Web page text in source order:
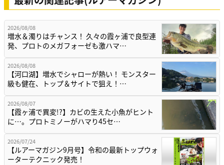
2026/08/08
増水＆濁りはチャンス！ 久々の霞ヶ浦で良型連
発、プロトのメガフォーゼも激ハマ…
2026/08/08
【河口湖】増水でシャローが熱い！ モンスター
級も健在、トップ＆サイトで狙え！…
2026/08/07
【霞ヶ浦で異変!?】カビの生えた小魚がヒント
に…。プロトミノーがハマり45セ…
2026/07/24
【ルアーマガジン9月号】令和の最新トップウォ
ーターテクニック発売！